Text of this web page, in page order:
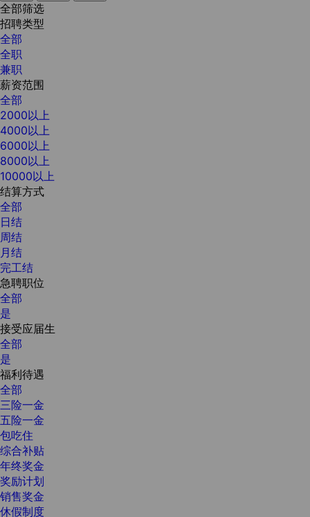
全部筛选
招聘类型
全部
全职
兼职
薪资范围
全部
2000以上
4000以上
6000以上
8000以上
10000以上
结算方式
全部
日结
周结
月结
完工结
急聘职位
全部
是
接受应届生
全部
是
福利待遇
全部
三险一金
五险一金
包吃住
综合补贴
年终奖金
奖励计划
销售奖金
休假制度